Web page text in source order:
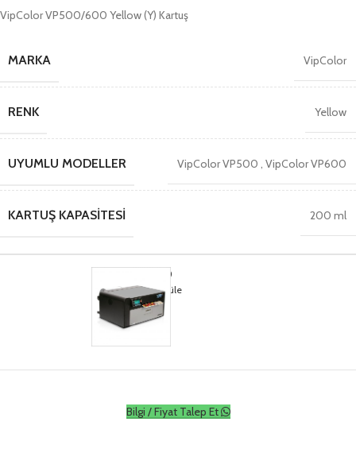
VipColor VP500/600 Yellow (Y) Kartuş
MARKA VipColor
RENK Yellow
UYUMLU MODELLER VipColor VP500 , VipColor VP600
KARTUŞ KAPASITESI 200 ml
VipColor VP500
Ürünleri görüntüle
Bilgi / Fiyat Talep Et